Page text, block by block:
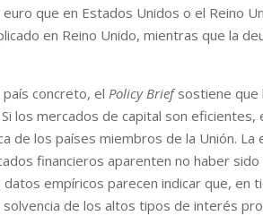
que en Estados Unidos o el Reino
en Reino Unido, mientras que la
concreto, el Policy Briefsostiene que
los mercados de capital son eficientes,
los países miembros de la Unión. La
financieros aparenten no haber
empíricos parecen indicar que, en
de los altos tipos de interés